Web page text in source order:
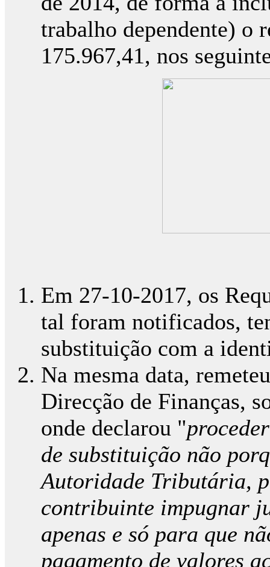
trabalho dependente) o
175.967,41, nos
Em 27-10-2017, os
tal foram notificados,
substituição com a
Na mesma data,
Direcção de Finanças,
onde declarou "
de substituição não
Autoridade Tributária,
contribuinte impugnar
apenas e só para que
pagamento de valores